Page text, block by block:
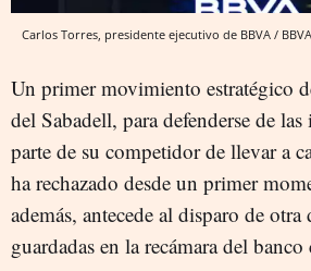
Carlos Torres, presidente ejecutivo de BBVA / BBVA
Un primer movimiento estratégico
del Sabadell, para defenderse de
parte de su competidor de llevar a
ha rechazado desde un primer
además, antecede al disparo de otra
guardadas en la recámara del banco